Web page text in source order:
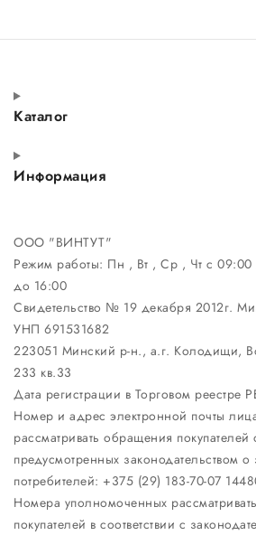
Каталог
Информация
ООО "ВИНТУТ"
Режим работы: Пн , Вт , Ср , Чт c
до 16:00
Свидетельство № 19 декабря 2012г.
УНП 691531682
223051 Минский р-н., а.г. Колодищи,
233 кв.33
Дата регистрации в Торговом реестре
Номер и адрес электронной почты
рассматривать обращения
предусмотренных законодательством о
потребителей: +375 (29) 183-70-07
Номера уполномоченных
покупателей в соответствии с